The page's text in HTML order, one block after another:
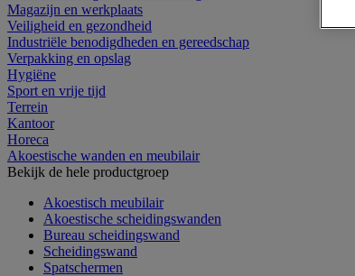
Magazijn en werkplaats
Veiligheid en gezondheid
Industriële benodigdheden en gereedschap
Verpakking en opslag
Hygiëne
Sport en vrije tijd
Terrein
Kantoor
Horeca
Akoestische wanden en meubilair
Bekijk de hele productgroep
Akoestisch meubilair
Akoestische scheidingswanden
Bureau scheidingswand
Scheidingswand
Spatschermen